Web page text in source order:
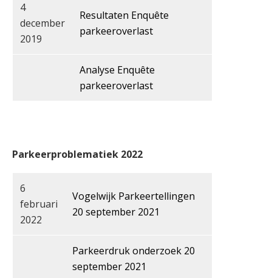
4
december
2019
Resultaten Enquête
parkeeroverlast
Analyse Enquête
parkeeroverlast
Parkeerproblematiek 2022
6
februari
2022
Vogelwijk Parkeertellingen
20 september 2021
Parkeerdruk onderzoek 20
september 2021